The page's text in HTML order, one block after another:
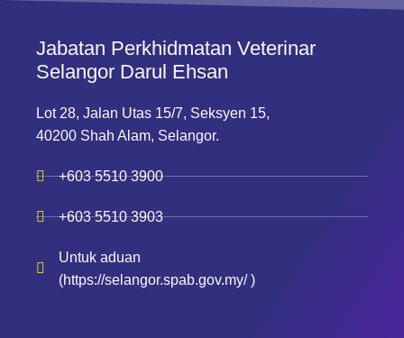
Jabatan Perkhidmatan Veterinar
Selangor Darul Ehsan
Lot 28, Jalan Utas 15/7, Seksyen 15,
40200 Shah Alam, Selangor.
+603 5510 3900
+603 5510 3903
Untuk aduan
(https://selangor.spab.gov.my/ )